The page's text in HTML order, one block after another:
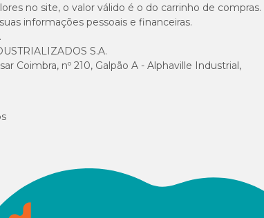
no site, o valor válido é o do carrinho de compras.
informações pessoais e financeiras.
S.A.
Coimbra, nº 210, Galpão A - Alphaville Industrial,